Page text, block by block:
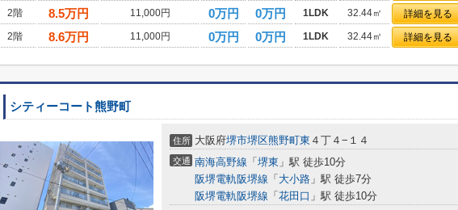
2階
8.5万円 11,000円 0万円 0万円 1LDK 32.44㎡ 詳細を見る
2階
8.6万円 11,000円 0万円 0万円 1LDK 32.44㎡ 詳細を見る
シティーコート熊野町
住所 大阪府堺市堺区熊野町東 ４丁４−１４
交通 南海高野線 「 堺東 」駅 徒歩10分
阪堺電軌阪堺線 「 大小路 」駅 徒歩7分
阪堺電軌阪堺線 「 花田口 」駅 徒歩10分